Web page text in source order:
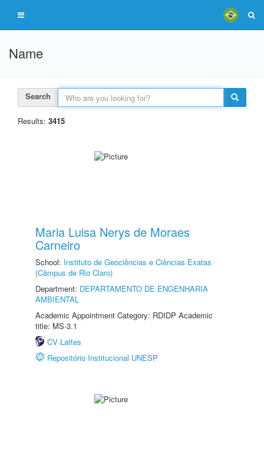
Name
Search
Results: 3415
Maria Luisa Nerys de Moraes
Carneiro
School: Instituto de Geociências e Ciências Exatas
(Câmpus de Rio Claro)
Department: DEPARTAMENTO DE ENGENHARIA
AMBIENTAL
Academic Appointment Category: RDIDP Academic
title: MS-3.1
CV Lattes
Repositório Institucional UNESP